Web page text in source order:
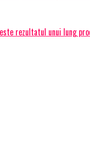
rezultatul unui